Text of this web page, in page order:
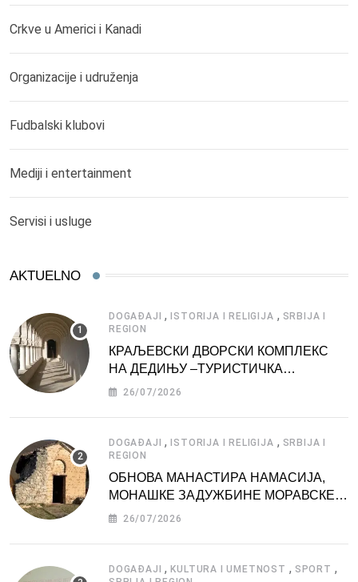
Crkve u Americi i Kanadi
Organizacije i udruženja
Fudbalski klubovi
Mediji i entertainment
Servisi i usluge
AKTUELNO
DOGAĐAJI , ISTORIJA I RELIGIJA , SRBIJA I
REGION
КРАЉЕВСКИ ДВОРСКИ КОМПЛЕКС
НА ДЕДИЊУ –ТУРИСТИЧКА
АТРАКЦИЈА
26/07/2026
DOGAĐAJI , ISTORIJA I RELIGIJA , SRBIJA I
REGION
ОБНОВА МАНАСТИРА НАМАСИЈА,
МОНАШКЕ ЗАДУЖБИНЕ МОРАВСКЕ
СРБИЈЕ
26/07/2026
DOGAĐAJI ,KULTURA I UMETNOST , SPORT ,